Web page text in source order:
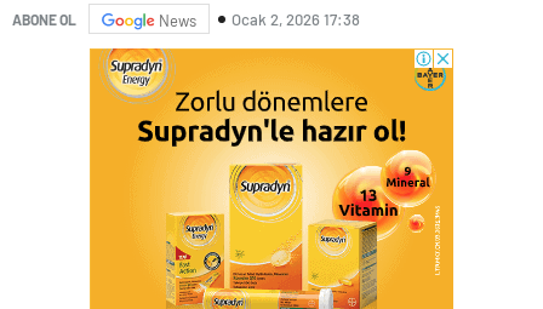
ABONE OL News Ocak 2, 2026 17:38